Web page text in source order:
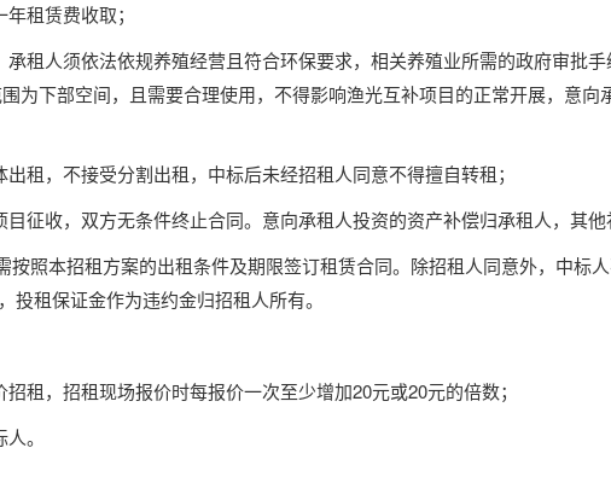
租赁费收取；
承租人须依法依规养殖经营且符合环保要求，相关养殖业所需的政府审批
为下部空间，且需要合理使用，不得影响渔光互补项目的正常开展，意向
租，不接受分割出租，中标后未经招租人同意不得擅自转租；
征收，双方无条件终止合同。意向承租人投资的资产补偿归承租人，其他
按照本招租方案的出租条件及期限签订租赁合同。除招租人同意外，中标
投租保证金作为违约金归招租人所有。
租，招租现场报价时每报价一次至少增加20元或20元的倍数；
。